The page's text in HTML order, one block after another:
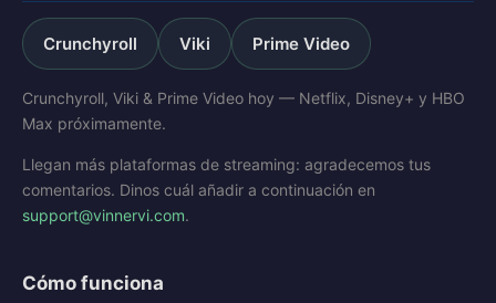
Crunchyroll Viki Prime Video
Crunchyroll, Viki & Prime Video hoy — Netflix, Disney+ y HBO
Max próximamente.
Llegan más plataformas de streaming: agradecemos tus
comentarios. Dinos cuál añadir a continuación en
support@vinnervi.com.
Cómo funciona